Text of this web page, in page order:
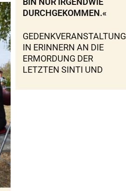
DURCHGEKOMMEN.«
GEDENKVERANSTALTUNG
IN ERINNERN AN DIE
ERMORDUNG DER
LETZTEN SINTI UND